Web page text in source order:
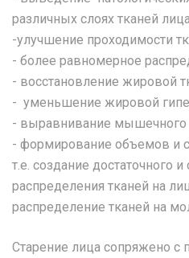
различных слоях тканей
-улучшение проходимости
- более равномерное
- восстановление жировой
- уменьшение жировой
- выравнивание мышечного
- формирование объемов и
т.е. создание достаточного
распределения тканей на
распределение тканей на
Старение лица сопряжено с